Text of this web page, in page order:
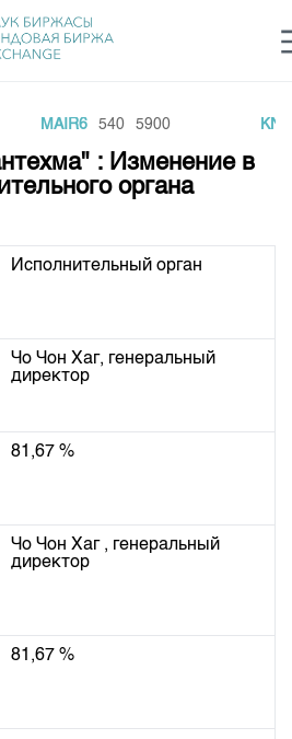
login Рус Кыр Eng
KG
металлам
по ГЦБ
ГЦБ
по депозитам
MAIR6 540 5900
: Изменение в
органа
Исполнительный орган
Чо Чон Хаг, генеральный
директор
81,67 %
Чо Чон Хаг , генеральный
директор
81,67 %